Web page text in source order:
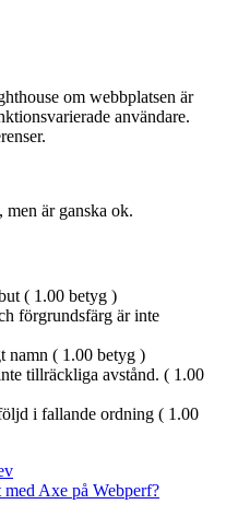
om webbplatsen är
användare.
är ganska ok.
( 1.00 betyg )
förgrundsfärg är inte
namn ( 1.00 betyg )
tillräckliga avstånd. ( 1.00
i fallande ordning ( 1.00
Axe på Webperf?